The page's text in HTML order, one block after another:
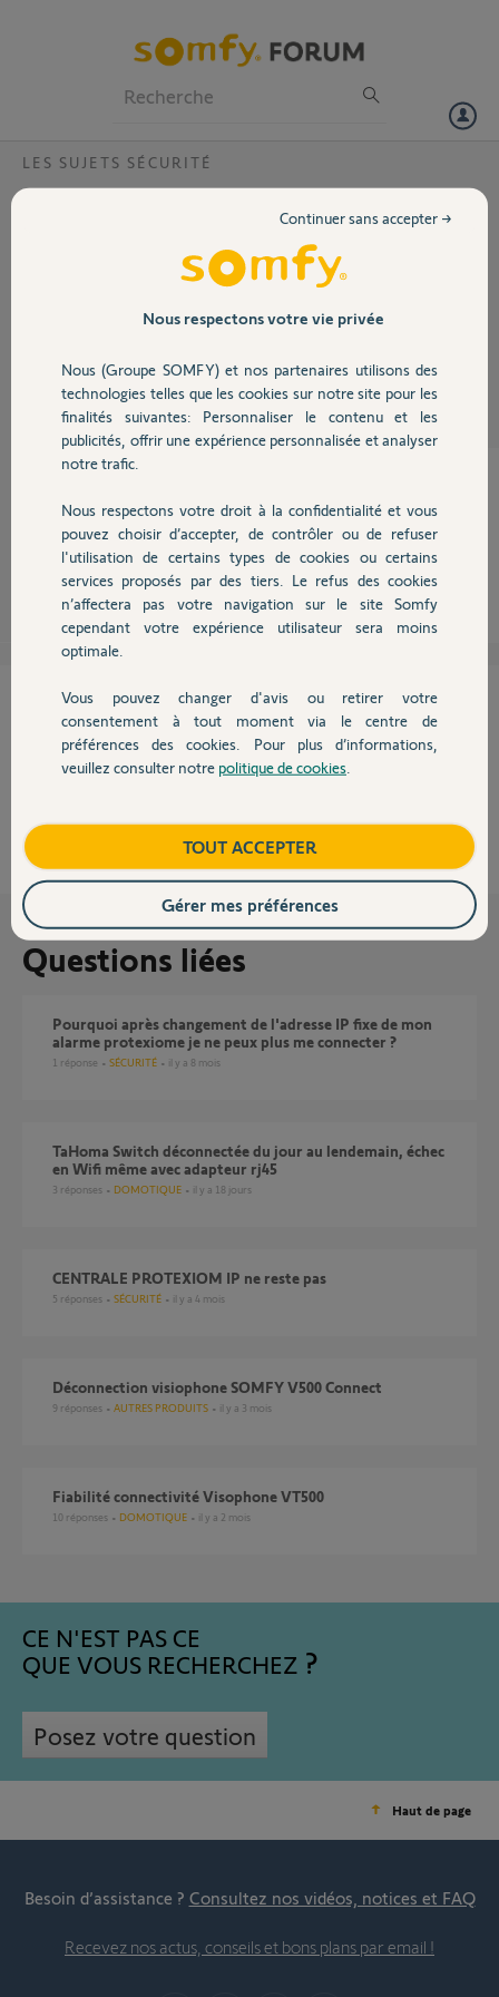
Volet
Sécurité
Domotique
Chauffage
Autres produits
Devis avec un pro
Contact
LES SUJETS SÉCURITÉ
comment rendre cette adresse IP fixe ? pour le contrôle de la centrale
il y a environ 8 ans
Participer au fil de discussion
C'est un réglage qui doit se faire à partir de ton routeur/ta box.
Olivier il y a environ 8 ans
Cette réponse vous a-t-elle aidé ?
NON OUI
Questions liées
Pourquoi après changement de l'adresse IP fixe de mon
alarme protexiome je ne peux plus me connecter ?
1 réponse SÉCURITÉ il y a 8 mois
TaHoma Switch déconnectée du jour au lendemain, échec
en Wifi même avec adapteur rj45
3 réponses DOMOTIQUE il y a 18 jours
CENTRALE PROTEXIOM IP ne reste pas
5 réponses SÉCURITÉ il y a 4 mois
Déconnection visiophone SOMFY V500 Connect
9 réponses AUTRES PRODUITS il y a 3 mois
Fiabilité connectivité Visophone VT500
10 réponses DOMOTIQUE il y a 2 mois
CE N'EST PAS CE
QUE VOUS RECHERCHEZ
Posez votre question
Haut de page
Besoin d’assistance ? Consultez nos vidéos, notices et FAQ
Recevez nos actus, conseils et bons plans par email !
Nous respectons votre vie privée
Nous (Groupe SOMFY) et nos partenaires utilisons des
technologies telles que les cookies sur notre site pour les
finalités suivantes: Personnaliser le contenu et les
publicités, offrir une expérience personnalisée et analyser
notre trafic.
Nous respectons votre droit à la confidentialité et vous
pouvez choisir d’accepter, de contrôler ou de refuser
l'utilisation de certains types de cookies ou certains
services proposés par des tiers. Le refus des cookies
n’affectera pas votre navigation sur le site Somfy
cependant votre expérience utilisateur sera moins
optimale.
Vous pouvez changer d'avis ou retirer votre
consentement à tout moment via le centre de
préférences des cookies. Pour plus d’informations,
veuillez consulter notre politique de cookies
Continuer sans accepter →
TOUT ACCEPTER
Gérer mes préférences